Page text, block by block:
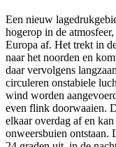
Een nieuw
hogerop in de
Europa af. Het trekt in
naar het noorden en
daar vervolgens
circuleren onstabiele
wind worden
even flink doorwaaien.
elkaar overdag af en
onweersbuien ontstaan.